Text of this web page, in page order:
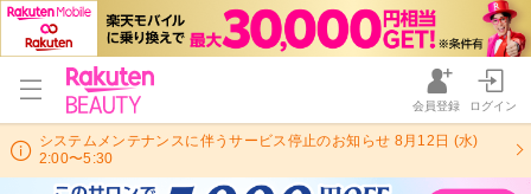
会員登録 ログイン
システムメンテナンスに伴うサービス停止のお知らせ 8月12日 (水)
2:00〜5:30